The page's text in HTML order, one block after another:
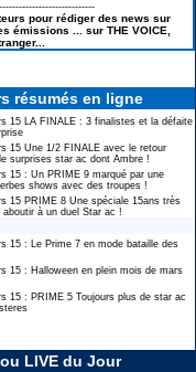
pour rédiger des news sur
émissions ... sur THE VOICE,
résumés en ligne
15 LA FINALE : 3 finalistes et la défaite
15 Une 1/2 FINALE avec le retour
surprises star ac dont Ambre !
15 : Un PRIME 9 marqué par une
shows avec des troupes !
15 PRIME 8 Une spéciale 15ans très
à un duel Star ac !
15 : Le Prime 7 en mode bataille des
15 : Halloween en plein mois de mars
15 : PRIME 5 Toujours plus de star ac
LIVE du Jour